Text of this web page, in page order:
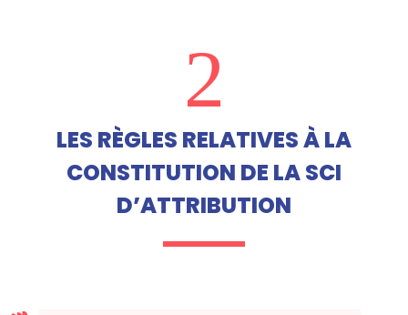
2
LES RÈGLES RELATIVES À LA
CONSTITUTION DE LA SCI
D’ATTRIBUTION